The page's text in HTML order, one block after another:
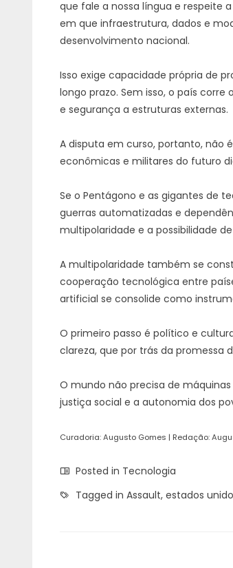
que fale a nossa língua e respeite
em que infraestrutura, dados e
desenvolvimento nacional.
Isso exige capacidade própria de
longo prazo. Sem isso, o país
e segurança a estruturas externas.
A disputa em curso, portanto, não
econômicas e militares do futuro
Se o Pentágono e as gigantes de
guerras automatizadas e
multipolaridade e a possibilidade
A multipolaridade também se
cooperação tecnológica entre
artificial se consolide como
O primeiro passo é político e
clareza, que por trás da promessa
O mundo não precisa de
justiça social e a autonomia dos
Curadoria: Augusto Gomes | Redação:
Posted in Tecnologia
Tagged in Assault, estados